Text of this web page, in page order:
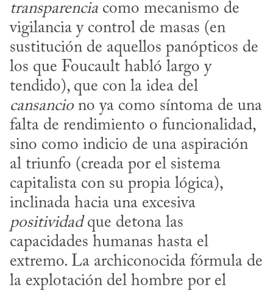
transparencia como mecanismo de
vigilancia y control de masas (en
sustitución de aquellos panópticos de
los que Foucault habló largo y
cansancio no ya como síntoma de una
falta de rendimiento o funcionalidad,
sino como indicio de una aspiración
al triunfo (creada por el sistema
capitalista con su propia lógica),
positividad que detona las
capacidades humanas hasta el
extremo. La archiconocida fórmula de
la explotación del hombre por el